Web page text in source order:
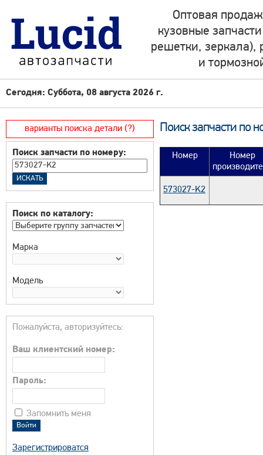
Оптовая
кузовные
решетки, зеркала),
и
Сегодня: Суббота, 08 августа 2026 г.
варианты поиска детали (?)
Поиск запчасти по номеру:
Поиск по каталогу:
Марка
Модель
Пожалуйста, авторизуйтесь:
Ваш клиентский номер:
Пароль:
Запомнить меня
Зарегистрироватся
Поиск запчасти по
Номер
Номер
573027-K2